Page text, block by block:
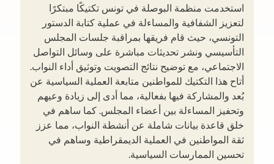
استخدمت منظمة البوصلة في تونس تكتيكًا مبتكرًا
لتعزيز الشفافية والمساءلة في عملية كتابة الدستور
التونسي، حيث قام فريقها بمراقبة جلسات المجلس
التأسيسي ونشر تحديثات مباشرة على وسائل التواصل
الاجتماعي، مع توضيح نتائج التصويت وتوثيق أداء النواب.
أتاح هذا التكتيك للمواطنين متابعة العملية السياسية عن
بُعد والمشاركة فيها بفعالية، مما أدى إلى زيادة وعيهم
وتحفيز المساءلة بين أعضاء المجلس. كما ساهم في
خلق قاعدة بيانات شاملة عن أنشطة النواب، مما عزز
ثقة المواطنين في العملية الديمقراطية وساهم في
تحسين الممارسات السياسية.